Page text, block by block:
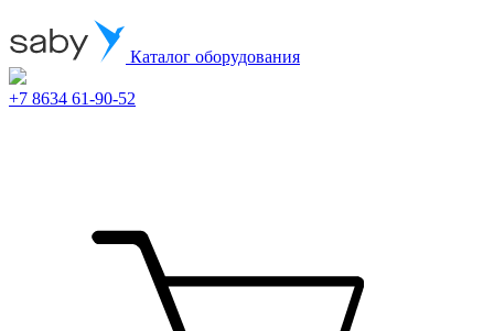
Каталог оборудования
+7 8634 61-90-52